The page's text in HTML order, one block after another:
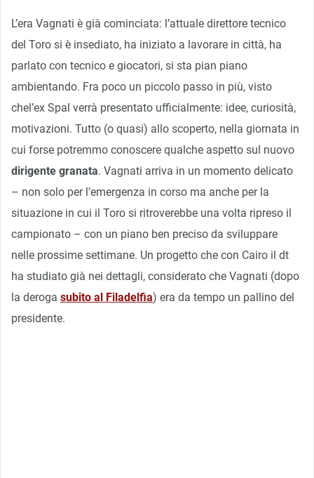
L’era Vagnati è già cominciata: l’attuale direttore tecnico
del Toro si è insediato, ha iniziato a lavorare in città, ha
parlato con tecnico e giocatori, si sta pian piano
ambientando. Fra poco un piccolo passo in più, visto
chel’ex Spal verrà presentato ufficialmente: idee, curiosità,
motivazioni. Tutto (o quasi) allo scoperto, nella giornata in
cui forse potremmo conoscere qualche aspetto sul nuovo
dirigente granata. Vagnati arriva in un momento delicato
– non solo per l’emergenza in corso ma anche per la
situazione in cui il Toro si ritroverebbe una volta ripreso il
campionato – con un piano ben preciso da sviluppare
nelle prossime settimane. Un progetto che con Cairo il dt
ha studiato già nei dettagli, considerato che Vagnati (dopo
la deroga subito al Filadelfia) era da tempo un pallino del
presidente.